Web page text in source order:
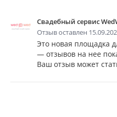
Свадебный сервис
Отзыв оставлен
Это новая площадка
— отзывов на нее
Ваш отзыв может